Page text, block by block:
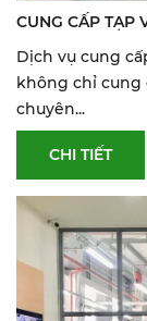
CUNG CẤP TẠP
Dịch vụ cung
không chỉ cung
chuyên...
CHI TIẾT